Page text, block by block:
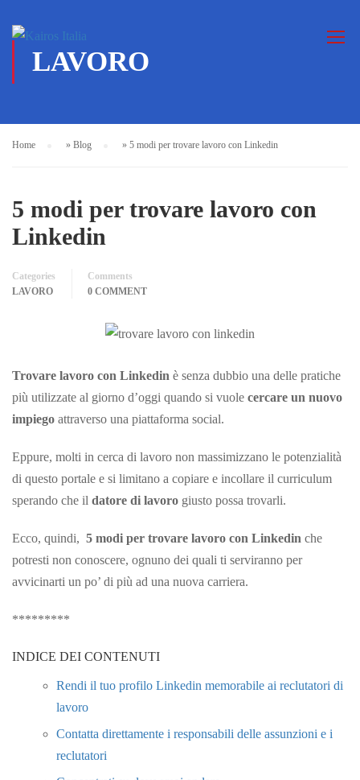
LAVORO
Home » Blog » 5 modi per trovare lavoro con Linkedin
5 modi per trovare lavoro con
Linkedin
Categories
LAVORO
Comments
0 COMMENT
Trovare lavoro con Linkedin è senza dubbio una delle pratiche
più utilizzate al giorno d’oggi quando si vuole cercare un nuovo
impiego attraverso una piattaforma social.
Eppure, molti in cerca di lavoro non massimizzano le potenzialità
di questo portale e si limitano a copiare e incollare il curriculum
sperando che il datore di lavoro giusto possa trovarli.
Ecco, quindi, 5 modi per trovare lavoro con Linkedin che
potresti non conoscere, ognuno dei quali ti serviranno per
avvicinarti un po’ di più ad una nuova carriera.
*********
INDICE DEI CONTENUTI
Rendi il tuo profilo Linkedin memorabile ai reclutatori di
lavoro
Contatta direttamente i responsabili delle assunzioni e i
reclutatori